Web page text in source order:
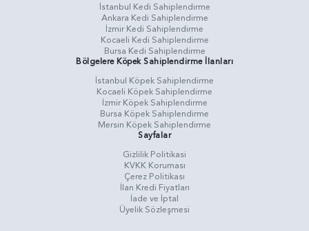
İstanbul Kedi Sahiplendirme
Ankara Kedi Sahiplendirme
İzmir Kedi Sahiplendirme
Kocaeli Kedi Sahiplendirme
Bursa Kedi Sahiplendirme
Bölgelere Köpek Sahiplendirme İlanları
İstanbul Köpek Sahiplendirme
Kocaeli Köpek Sahiplendirme
İzmir Köpek Sahiplendirme
Bursa Köpek Sahiplendirme
Mersin Köpek Sahiplendirme
Sayfalar
Gizlilik Politikasi
KVKK Koruması
Çerez Politikası
İlan Kredi Fiyatları
İade ve İptal
Üyelik Sözleşmesi